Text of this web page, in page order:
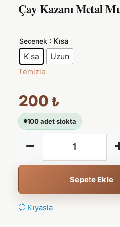
Çay Kazanı Metal
Seçenek : Kısa
Kısa Uzun
Temizle
200 ₺
100 adet stokta
Sepete Ekle
Kıyasla